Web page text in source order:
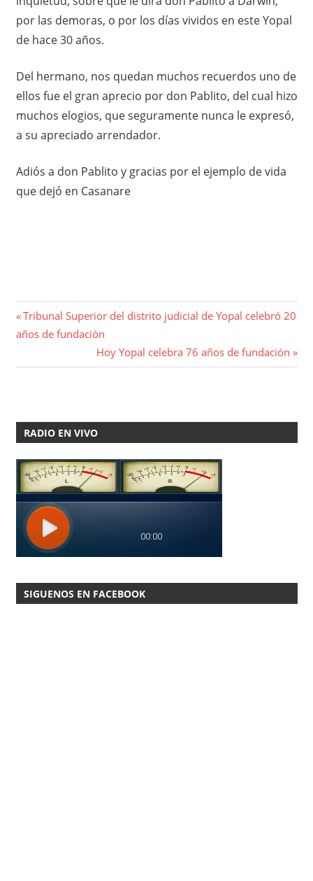
por las demoras, o por los días vividos en este Yopal
de hace 30 años.
Del hermano, nos quedan muchos recuerdos uno de
ellos fue el gran aprecio por don Pablito, del cual hizo
muchos elogios, que seguramente nunca le expresó,
a su apreciado arrendador.
Adiós a don Pablito y gracias por el ejemplo de vida
que dejó en Casanare
Navegación
de
entradas
Entrada
anterior:
Tribunal Superior del distrito judicial de Yopal celebró 20
años de fundación
Entrada
siguiente:
Hoy Yopal celebra 76 años de fundación
RADIO EN VIVO
SIGUENOS EN FACEBOOK